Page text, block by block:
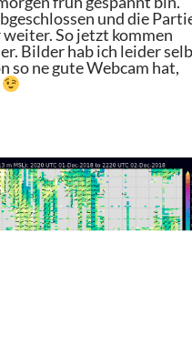
und die
So jetzt kommen
Bilder hab ich leider
so ne gute Webcam hat,